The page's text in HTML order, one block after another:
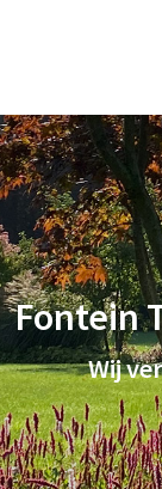
Fontein
Wij